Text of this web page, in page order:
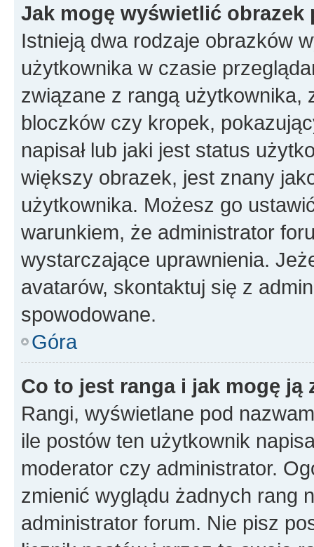
Jak mogę wyświetlić
Istnieją dwa rodzaje obrazków
użytkownika w czasie
związane z rangą użytkownika,
bloczków czy kropek,
napisał lub jaki jest status
większy obrazek, jest znany
użytkownika. Możesz go
warunkiem, że administrator
wystarczające uprawnienia.
avatarów, skontaktuj się z
spowodowane.
Góra
Co to jest ranga i jak mogę ją
Rangi, wyświetlane pod
ile postów ten użytkownik
moderator czy administrator.
zmienić wyglądu żadnych rang
administrator forum. Nie pisz